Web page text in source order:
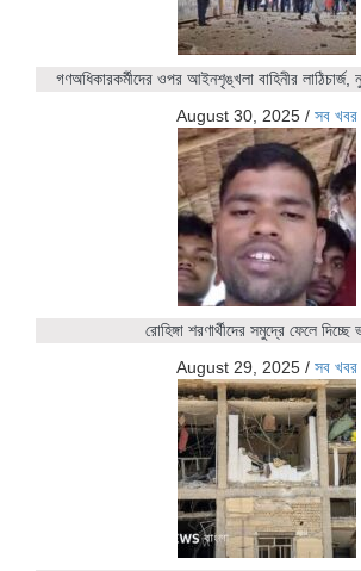
গণঅধিকারকর্মীদের ওপর আইনশৃঙ্খলা বাহিনীর
August 30, 2025 / সব খবর
রোহিঙ্গা শরণার্থীদের সমুদ্রে ফেলে দিচ্ছে
August 29, 2025 / সব খবর